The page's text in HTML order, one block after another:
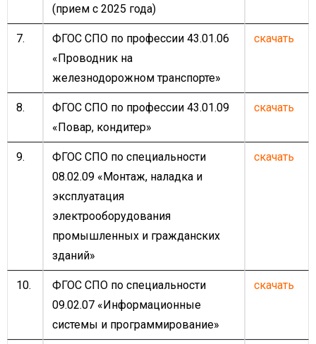
(прием с 2025 года)
7.
ФГОС СПО по профессии 43.01.06
«Проводник на
железнодорожном транспорте»
скачать
8.
ФГОС СПО по профессии 43.01.09
«Повар, кондитер»
скачать
9.
ФГОС СПО по специальности
08.02.09 «Монтаж, наладка и
эксплуатация
электрооборудования
промышленных и гражданских
зданий»
скачать
10.
ФГОС СПО по специальности
09.02.07 «Информационные
системы и программирование»
скачать